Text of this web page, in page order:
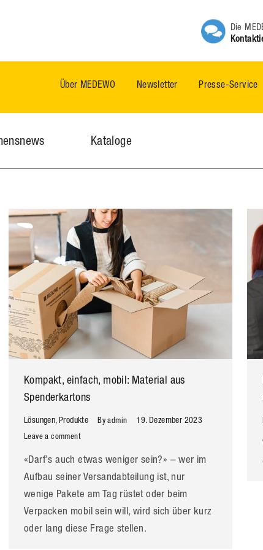
Die
Über MEDEWO Newsletter Presse-Service
Kataloge
Kompakt, einfach, mobil: Material aus
Spenderkartons
Lösungen,Produkte Byadmin 19. Dezember 2023
Leave a comment
«Darf’s auch etwas weniger sein?» – wer im
Aufbau seiner Versandabteilung ist, nur
wenige Pakete am Tag rüstet oder beim
Verpacken mobil sein will, wird sich über kurz
oder lang diese Frage stellen.